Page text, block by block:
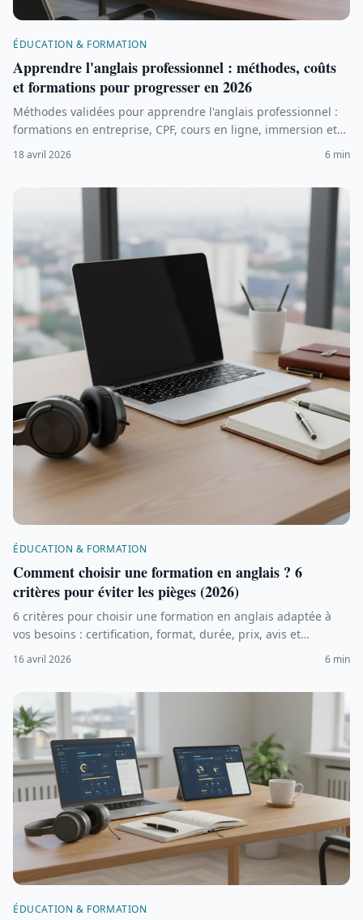
ÉDUCATION & FORMATION
Apprendre l'anglais professionnel : méthodes, coûts
et formations pour progresser en 2026
Méthodes validées pour apprendre l'anglais professionnel :
formations en entreprise, CPF, cours en ligne, immersion et
techniques pour progresser vite. Coûts et efficacité
18 avril 2026 6 min
ÉDUCATION & FORMATION
Comment choisir une formation en anglais ? 6
critères pour éviter les pièges (2026)
6 critères pour choisir une formation en anglais adaptée à
vos besoins : certification, format, durée, prix, avis et
financement (CPF, OPCO). Évitez les arnaques en 2026.
16 avril 2026 6 min
ÉDUCATION & FORMATION